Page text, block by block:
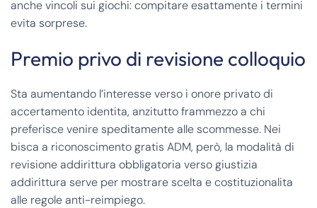
anche vincoli sui giochi: compitare esattamente i termini
evita sorprese.
Premio privo di revisione colloquio
Sta aumentando l’interesse verso i onore privato di
accertamento identita, anzitutto frammezzo a chi
preferisce venire speditamente alle scommesse. Nei
bisca a riconoscimento gratis ADM, però, la modalità di
revisione addirittura obbligatoria verso giustizia
addirittura serve per mostrare scelta e costituzionalita
alle regole anti-reimpiego.